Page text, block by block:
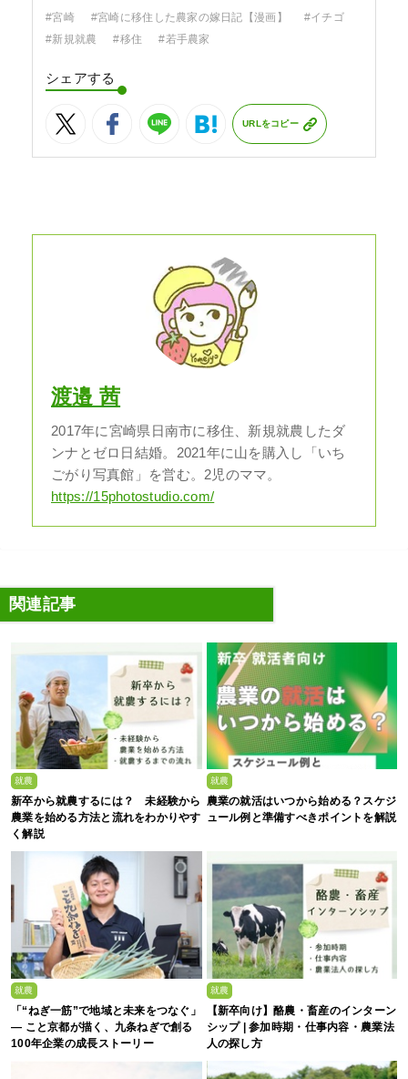
#宮崎 #宮崎に移住した農家の嫁日記【漫画】
#イチゴ
#新規就農
#移住 #若手農家
シェアする
URLをコピー
渡邉 茜
2017年に宮崎県日南市に移住、新規就農したダ
ンナとゼロ日結婚。2021年に山を購入し「いち
ごがり写真館」を営む。2児のママ。
https://15photostudio.com/
関連記事
就農
新卒から就農するには？ 未経験から
農業を始める方法と流れをわかりやす
く解説
就農
農業の就活はいつから始める？スケジ
ュール例と準備すべきポイントを解説
就農
「“ねぎ一筋”で地域と未来をつなぐ」
— こと京都が描く、九条ねぎで創る
100年企業の成長ストーリー
就農
【新卒向け】酪農・畜産のインターン
シップ | 参加時期・仕事内容・農業法
人の探し方